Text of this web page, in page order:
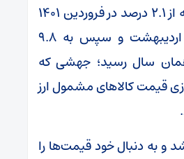
مرکزی، تورم ماهانه از ۲.۱ درصد در فروردین ۱۴۰۱
به ۴.۵ درصد در اردیبهشت و سپس به ۹.۸
سال رسید؛ جهشی که
قیمت کالا‌های مشمول ارز
و به دنبال خود قیمت‌ها را